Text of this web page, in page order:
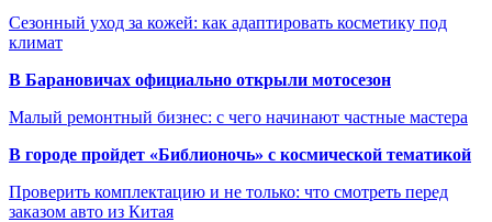
Сезонный уход за кожей: как адаптировать косметику под
климат
В Барановичах официально открыли мотосезон
Малый ремонтный бизнес: с чего начинают частные мастера
В городе пройдет «Библионочь» с космической тематикой
Проверить комплектацию и не только: что смотреть перед
заказом авто из Китая